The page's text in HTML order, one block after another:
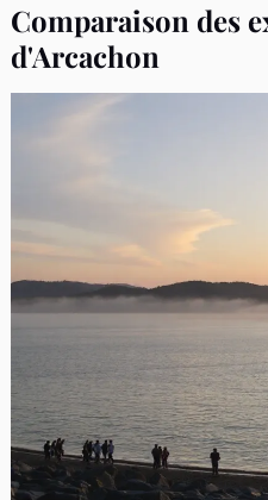
Comparaison des
d'Arcachon